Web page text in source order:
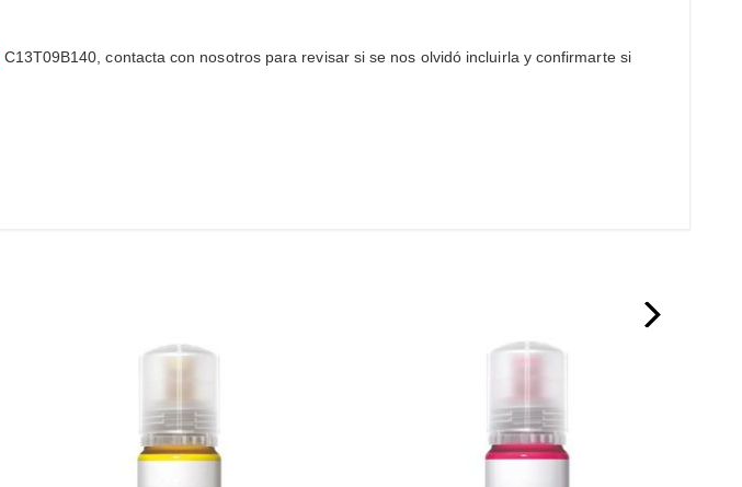
C13T09B140, contacta con nosotros para revisar si se nos olvidó incluirla y confirmarte si